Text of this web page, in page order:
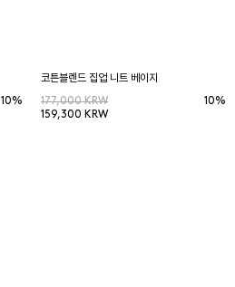
10%
코튼블렌드 집업 니트 베이지
177,000 KRW
159,300 KRW
10%